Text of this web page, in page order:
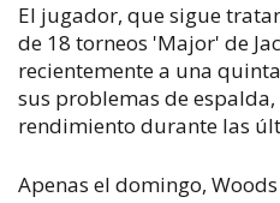
El jugador, que sigue
de 18 torneos 'Major' de
recientemente a una
sus problemas de
rendimiento durante las
Apenas el domingo,